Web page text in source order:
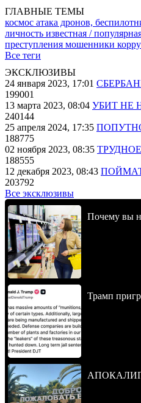
ГЛАВНЫЕ ТЕМЫ
космос атака дронов,
личность известная /
преступления мошенники
Все теги
ЭКСКЛЮЗИВЫ
24 января 2023, 17:01
199001
13 марта 2023, 08:04 УБИТ НЕ
240144
25 апреля 2024, 17:35
188775
02 ноября 2023, 08:35
188555
12 декабря 2023, 08:43
203792
Все эксклюзивы
Почему вы
Трамп